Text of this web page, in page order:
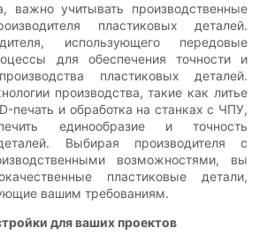
важно учитывать производственные
пластиковых деталей.
использующего передовые
для обеспечения точности и
пластиковых деталей.
производства, такие как литье
печать и обработка на станках с ЧПУ,
единообразие и точность
Выбирая производителя с
возможностями, вы
пластиковые детали,
вашим требованиям.
для ваших проектов